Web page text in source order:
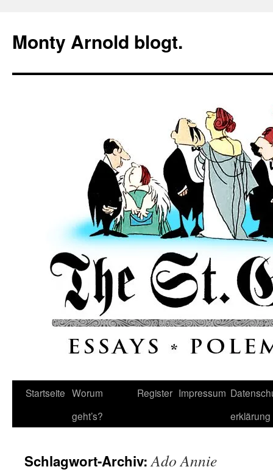
springen
Monty Arnold blogt.
Startseite Worum
geht’s?
Register Impressum
erklärung
Schlagwort-Archiv:Ado Annie